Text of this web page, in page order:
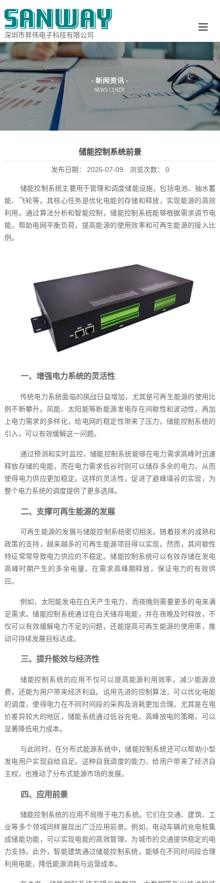
深圳市昇伟电子科技有限公司
储能控制系统前景
发布日期： 2025-07-09 浏览次数： 0
储能控制系统主要用于管理和调度储能设施，包括电池、抽水蓄
能、飞轮等。其核心任务是优化电能的存储和释放，实现能源的高效
利用。通过算法分析和智能控制，储能控制系统能够根据需求调节电
能，帮助电网平衡负荷，提高能源的使用效率和可再生能源的接入比
例。
一、增强电力系统的灵活性
传统电力系统面临的挑战日益增加，尤其是可再生能源的使用比
例不断攀升。风能、太阳能等新能源发电存在间歇性和波动性，再加
上电力需求的多样化，给电网的稳定性带来了压力。储能控制系统的
引入，可以有效缓解这一问题。
通过预测和实时监控，储能控制系统能够在电力需求高峰时迅速
释放存储的电能，而在电力需求低谷时则可以储存多余的电力，从而
使得电力供应更加稳定。这样的灵活性，促进了避峰填谷的实现，为
整个电力系统的调度提供了更多选择。
二、支撑可再生能源的发展
可再生能源的发展与储能控制系统密切相关。随着技术的成熟和
政策的支持，越来越多的可再生能源项目得以实现。然而，其间歇性
特征常常导致电力供应的不稳定。储能控制系统可以有效存储在发电
高峰时期产生的多余电量，在需求高峰期释放，保证电力的有效供
应。
例如，太阳能发电在白天产生电力，而夜晚则需要更多的电来满
足需求。储能控制系统通过在白天储存电能，并在夜晚及时释放，不
仅可以有效缓解电力不足的问题，还能提高可再生能源的使用率，推
动可持续发展目标达成。
三、提升能效与经济性
储能控制系统的应用不仅可以提高能源利用效率，减少能源浪
费，还能为用户带来经济利益。运用先进的控制算法，可以优化电能
的调度，使得电力在不同时间段的采购及消耗更加合理。尤其是在电
价差异较大的地区，储能系统通过低谷充电、高峰放电的策略，可以
显著降低电力成本。
与此同时，在分布式能源系统中，储能控制系统还可以帮助小型
发电用户实现自给自足。这种自我调度的能力，给用户带来了经济自
主权，也推动了分布式能源市场的发展。
四、应用前景
储能控制系统的应用不局限于电力系统。它们在交通、建筑、工
业等多个领域同样展现出广泛应用前景。例如，电动车辆的充电桩集
成储能功能，可以实现电能的高效管理，为城市的交通提供稳定的电
力支持。此外，智能建筑通过储能控制系统，能够在不同时间段合理
利用电能，降低能源消耗与运营成本。